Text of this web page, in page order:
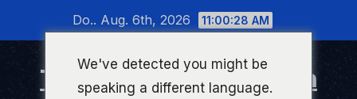
wechseln
Do.. Aug. 6th, 2026 11:00:28 AM
Timeline Bad Kreuznach
We've detected you might be
speaking a different language.